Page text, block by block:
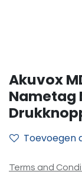
Akuvox
Nametag
Toevoegen
Terms and